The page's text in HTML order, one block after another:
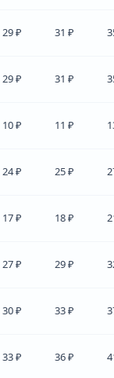
29 ₽ 31 ₽
29 ₽ 31 ₽
10 ₽ 11 ₽
24 ₽ 25 ₽
17 ₽ 18 ₽
27 ₽ 29 ₽
30 ₽ 33 ₽
33 ₽ 36 ₽